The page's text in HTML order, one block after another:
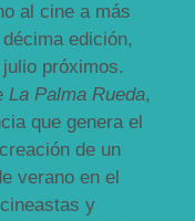
al cine a más
edición,
próximos.
La Palma Rueda,
que genera el
de un
verano en el
y